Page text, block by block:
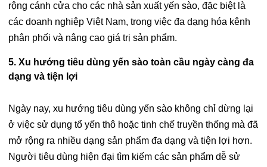
rộng cánh cửa cho các nhà sản xuất yến sào, đặc biệt là
các doanh nghiệp Việt Nam, trong việc đa dạng hóa kênh
phân phối và nâng cao giá trị sản phẩm.
5. Xu hướng tiêu dùng yến sào toàn cầu ngày càng đa
dạng và tiện lợi
Ngày nay, xu hướng tiêu dùng yến sào không chỉ dừng lại
ở việc sử dụng tổ yến thô hoặc tinh chế truyền thống mà đã
mở rộng ra nhiều dạng sản phẩm đa dạng và tiện lợi hơn.
Người tiêu dùng hiện đại tìm kiếm các sản phẩm dễ sử